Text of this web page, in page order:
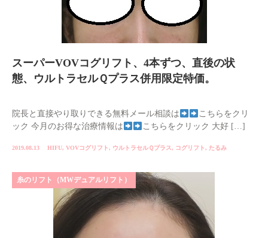
スーパーVOVコグリフト、4本ずつ、直後の状
態、ウルトラセルＱプラス併用限定特価。
院長と直接やり取りできる無料メール相談は
こちらをクリ
ック 今月のお得な治療情報は
こちらをクリック 大好 […]
2019.08.13 HIFU, VOVコグリフト, ウルトラセルＱプラス, コグリフト, たるみ
糸のリフト（MWデュアルリフト）